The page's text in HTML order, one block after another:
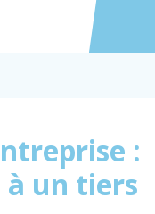
Accéder
:
à un tiers